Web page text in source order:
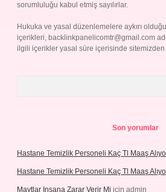
sorumluluğu kabul etmiş sayılırlar.
Hukuka ve yasal düzenlemelere aykırı
içerikleri, backlinkpanelicomtr@gmail.com
ilgili içerikler yasal süre içerisinde sitemizden
Son yorumlar
Hastane Temizlik Personeli Kaç Tl Maaş
Hastane Temizlik Personeli Kaç Tl Maaş
Maytlar Insana Zarar Verir Mi için admin